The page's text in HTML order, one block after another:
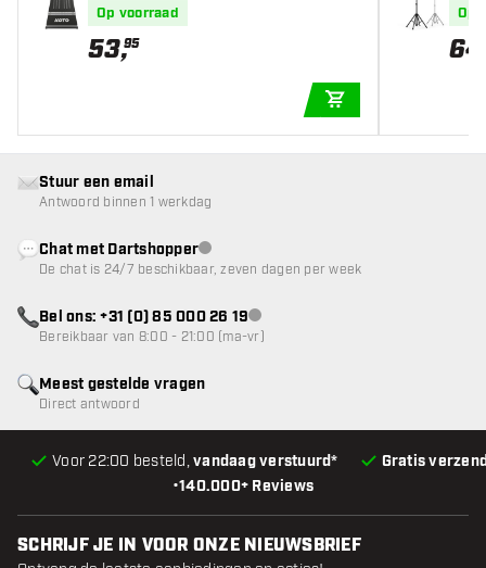
285 x 80 cm
Op voorraad
53,95
ard
Op
64
•140.000+ Reviews
Voor 22:00 besteld,vandaag verstuurd* Gratis
Meest gestelde vragen
Direct antwoord
Stuur een email
Antwoord binnen 1 werkdag
Chat met Dartshopperklantenservice niet beschikbaar
De chat is 24/7 beschikbaar, zeven dagen per week
Bel ons: +31 (0) 85 000 26 19klantenservice niet beschikbaar
Bereikbaar van 8:00 - 21:00 (ma-vr)
SCHRIJF JE IN VOOR ONZE NIEUWSBRIEF